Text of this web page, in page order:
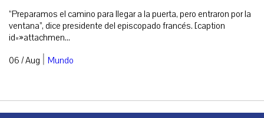
“Preparamos el camino para llegar a la puerta, pero entraron por la
ventana”, dice presidente del episcopado francés. [caption
id=»attachmen...
06 / Aug | Mundo